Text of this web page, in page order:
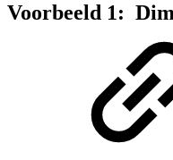
Voorbeeld 1: